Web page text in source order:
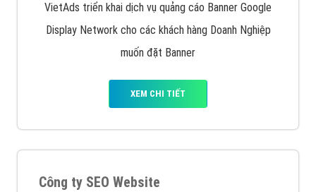
VietAds triển khai dịch vụ quảng cáo Banner Google
Display Network cho các khách hàng Doanh Nghiệp
muốn đặt Banner
XEM CHI TIẾT
Công ty SEO Website